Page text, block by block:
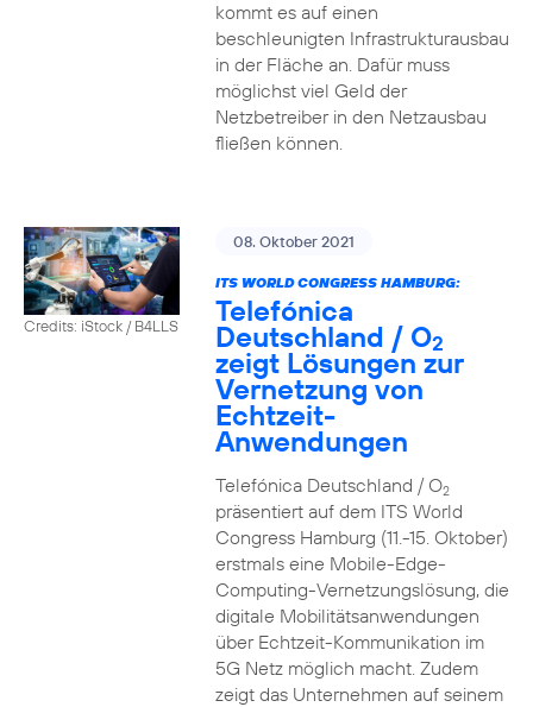
kommt es auf einen
beschleunigten Infrastrukturausbau
in der Fläche an. Dafür muss
möglichst viel Geld der
Netzbetreiber in den Netzausbau
fließen können.
Credits: iStock / B4LLS
08. Oktober 2021
ITS WORLD CONGRESS HAMBURG:
Telefónica
Deutschland / O2
zeigt Lösungen zur
Vernetzung von
Echtzeit-
Anwendungen
Telefónica Deutschland / O2
präsentiert auf dem ITS World
Congress Hamburg (11.-15. Oktober)
erstmals eine Mobile-Edge-
Computing-Vernetzungslösung, die
digitale Mobilitätsanwendungen
über Echtzeit-Kommunikation im
5G Netz möglich macht. Zudem
zeigt das Unternehmen auf seinem